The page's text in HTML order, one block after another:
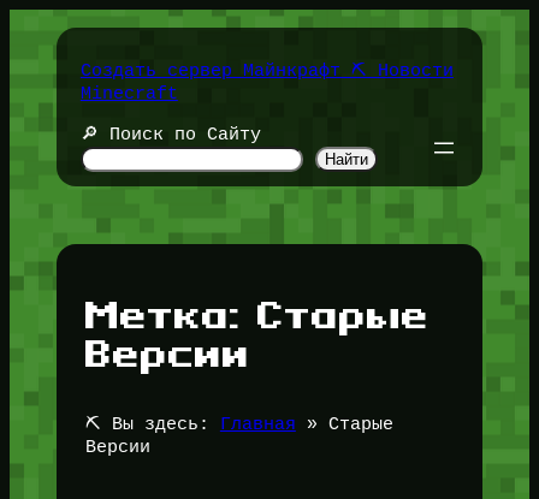
содержимомуСоздать сервер Майнкрафт ⛏️ Новости
Minecraft
🔎 Поиск по Сайту
Найти
Метка: Старые
Версии
⛏️ Вы здесь: Главная » Старые
Версии